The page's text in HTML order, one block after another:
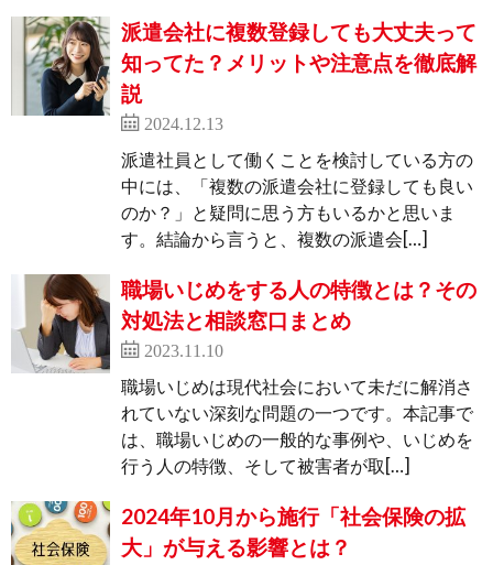
派遣会社に複数登録しても大丈夫って
知ってた？メリットや注意点を徹底解
説
2024.12.13
派遣社員として働くことを検討している方の
中には、「複数の派遣会社に登録しても良い
のか？」と疑問に思う方もいるかと思いま
す。結論から言うと、複数の派遣会[…]
職場いじめをする人の特徴とは？その
対処法と相談窓口まとめ
2023.11.10
職場いじめは現代社会において未だに解消さ
れていない深刻な問題の一つです。本記事で
は、職場いじめの一般的な事例や、いじめを
行う人の特徴、そして被害者が取[…]
2024年10月から施行「社会保険の拡
大」が与える影響とは？